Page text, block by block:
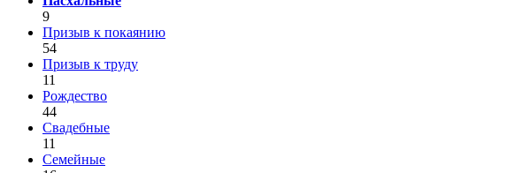
9
Призыв к покаянию
54
Призыв к труду
11
Рождество
44
Свадебные
11
Семейные